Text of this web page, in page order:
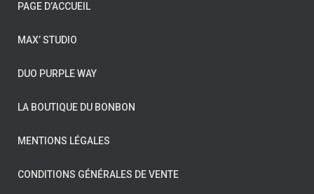
PAGE D’ACCUEIL
MAX’ STUDIO
DUO PURPLE WAY
LA BOUTIQUE DU BONBON
MENTIONS LÉGALES
CONDITIONS GÉNÉRALES DE VENTE